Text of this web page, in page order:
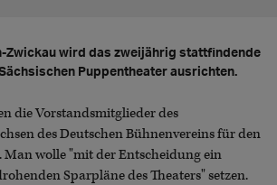
Zwickau wird das zweijährig stattfindende
Puppentheater ausrichten.
die Vorstandsmitglieder des
des Deutschen Bühnenvereins für den
Man wolle "mit der Entscheidung ein
Sparpläne des Theaters" setzen.